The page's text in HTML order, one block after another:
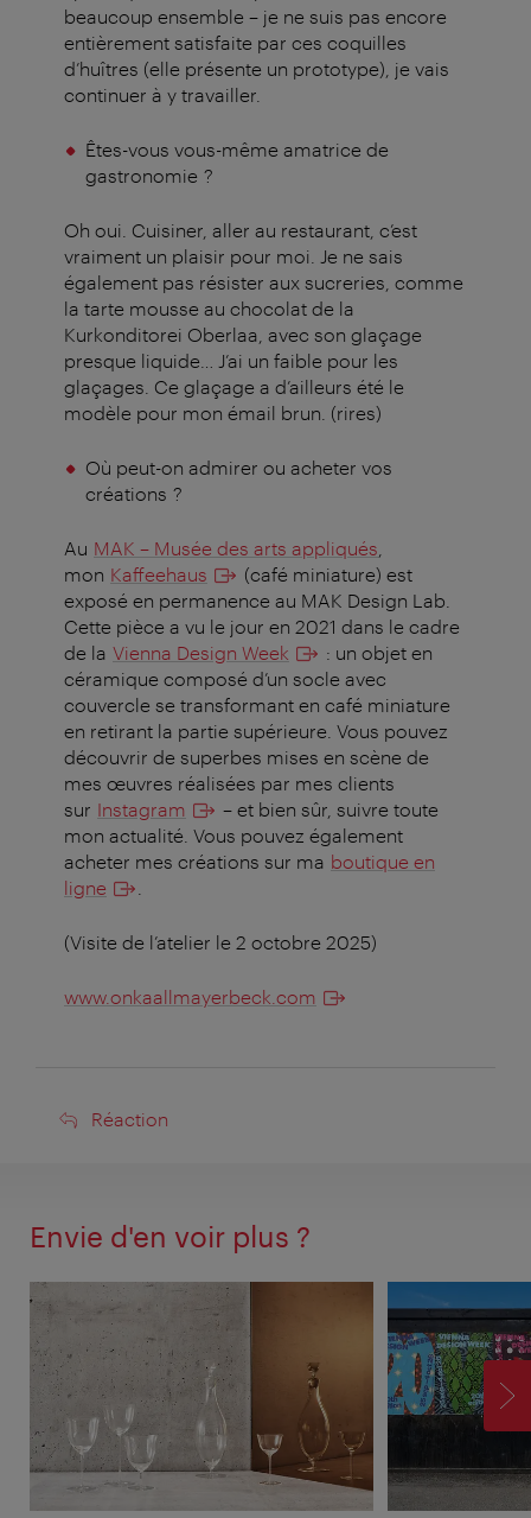
beaucoup ensemble – je ne suis pas encore
entièrement satisfaite par ces coquilles
d’huîtres (elle présente un prototype), je vais
continuer à y travailler.
Êtes-vous vous-même amatrice de
gastronomie ?
Oh oui. Cuisiner, aller au restaurant, c’est
vraiment un plaisir pour moi. Je ne sais
également pas résister aux sucreries, comme
la tarte mousse au chocolat de la
Kurkonditorei Oberlaa, avec son glaçage
presque liquide… J’ai un faible pour les
glaçages. Ce glaçage a d’ailleurs été le
modèle pour mon émail brun. (rires)
Où peut-on admirer ou acheter vos
créations ?
Au MAK – Musée des arts appliqués
mon Kaffeehaus
(café miniature) est
exposé en permanence au MAK Design Lab.
Cette pièce a vu le jour en 2021 dans le cadre
de la Vienna Design Week
: un objet en
céramique composé d’un socle avec
couvercle se transformant en café miniature
en retirant la partie supérieure. Vous pouvez
découvrir de superbes mises en scène de
mes œuvres réalisées par mes clients
sur Instagram
– et bien sûr, suivre toute
mon actualité. Vous pouvez également
acheter mes créations sur ma boutique en
ligne
(Visite de l’atelier le 2 octobre 2025)
www.onkaallmayerbeck.com
Réaction
Réaction
Envie d'en voir plus ?